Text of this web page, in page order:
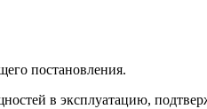
постановления.
в эксплуатацию,